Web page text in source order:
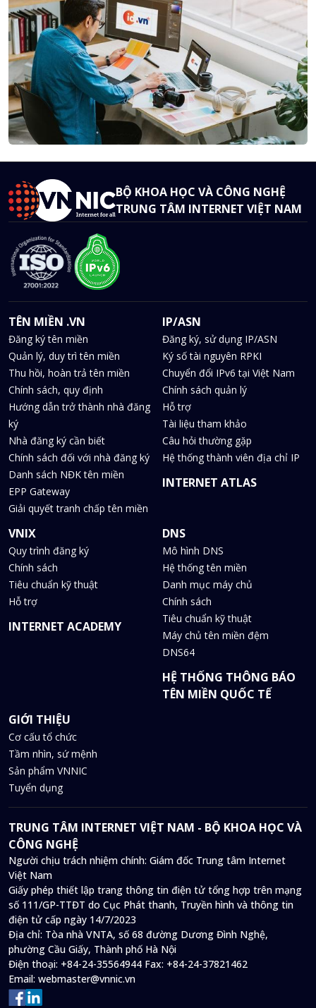
BỘ KHOA HỌC VÀ CÔNG NGHỆ
TRUNG TÂM INTERNET VIỆT NAM
TÊN MIỀN .VN
Đăng ký tên miền
Quản lý, duy trì tên miền
Thu hồi, hoàn trả tên miền
Chính sách, quy định
Hướng dẫn trở thành nhà đăng
ký
Nhà đăng ký cần biết
Chính sách đối với nhà đăng ký
Danh sách NĐK tên miền
EPP Gateway
Giải quyết tranh chấp tên miền
IP/ASN
Đăng ký, sử dụng IP/ASN
Ký số tài nguyên RPKI
Chuyển đổi IPv6 tại Việt Nam
Chính sách quản lý
Hỗ trợ
Tài liệu tham khảo
Câu hỏi thường gặp
Hệ thống thành viên địa chỉ IP
INTERNET ATLAS
VNIX
Quy trình đăng ký
Chính sách
Tiêu chuẩn kỹ thuật
Hỗ trợ
INTERNET ACADEMY
DNS
Mô hình DNS
Hệ thống tên miền
Danh mục máy chủ
Chính sách
Tiêu chuẩn kỹ thuật
Máy chủ tên miền đệm
DNS64
HỆ THỐNG THÔNG BÁO
TÊN MIỀN QUỐC TẾ
GIỚI THIỆU
Cơ cấu tổ chức
Tầm nhìn, sứ mệnh
Sản phẩm VNNIC
Tuyển dụng
TRUNG TÂM INTERNET VIỆT NAM - BỘ KHOA HỌC VÀ
CÔNG NGHỆ
Người chịu trách nhiệm chính: Giám đốc Trung tâm Internet
Việt Nam
Giấy phép thiết lập trang thông tin điện tử tổng hợp trên mạng
số 111/GP-TTĐT do Cục Phát thanh, Truyền hình và thông tin
điện tử cấp ngày 14/7/2023
Địa chỉ: Tòa nhà VNTA, số 68 đường Dương Đình Nghệ,
phường Cầu Giấy, Thành phố Hà Nội
Điện thoại: +84-24-35564944 Fax: +84-24-37821462
Email: webmaster@vnnic.vn